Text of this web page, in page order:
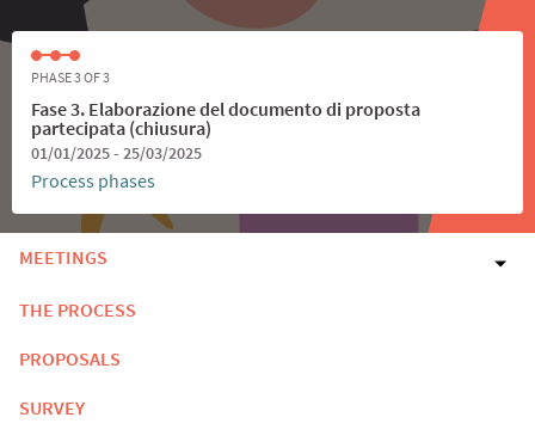
PHASE 3 OF 3
Fase 3. Elaborazione del documento di proposta
partecipata (chiusura)
01/01/2025 - 25/03/2025
Process phases
MEETINGS
THE PROCESS
PROPOSALS
SURVEY